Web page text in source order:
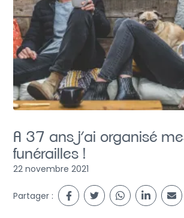
A 37 ans j’ai organisé
funérailles !
22 novembre 2021
Partager :